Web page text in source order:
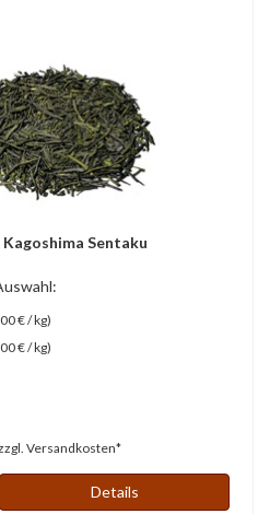
Kagoshima Sentaku
€ / kg)
€ / kg)
Versandkosten*
Details